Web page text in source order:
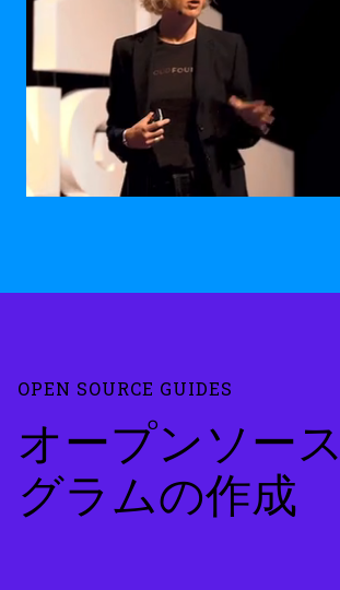
OPEN SOURCE GUIDES
オープンソー
グラムの作成